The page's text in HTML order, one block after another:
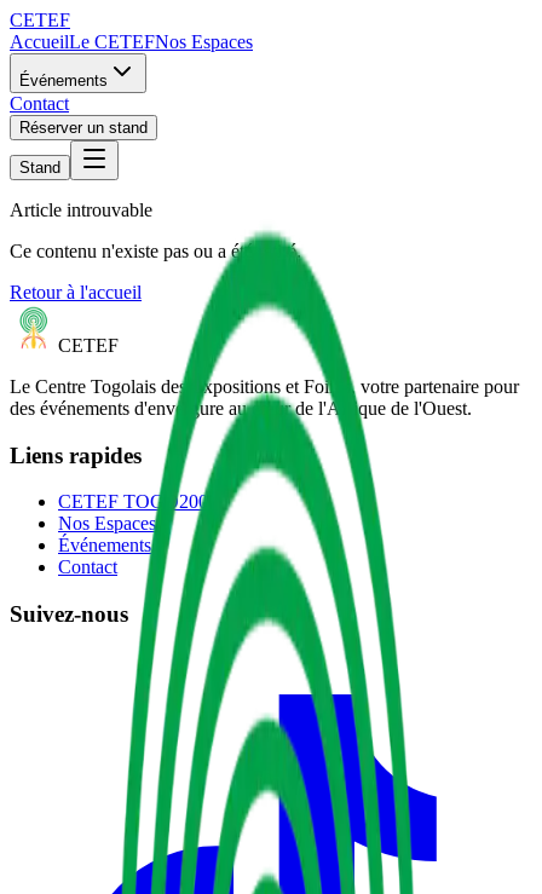
CETEF
AccueilLe CETEFNos Espaces
Événements
Contact
Réserver un stand
Stand
Article introuvable
Ce contenu n'existe pas ou a été retiré.
Retour à l'accueil
CETEF
Le Centre Togolais des Expositions et Foires, votre partenaire pour
des événements d'envergure au cœur de l'Afrique de l'Ouest.
Liens rapides
CETEF TOGO2000
Nos Espaces
Événements
Contact
Suivez-nous